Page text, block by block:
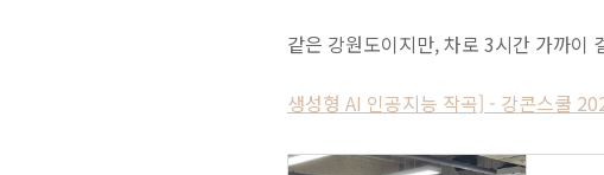
같은 강원도이지만, 차로 3시간 가까이
생성형 AI 인공지능 작곡] - 강콘스쿨